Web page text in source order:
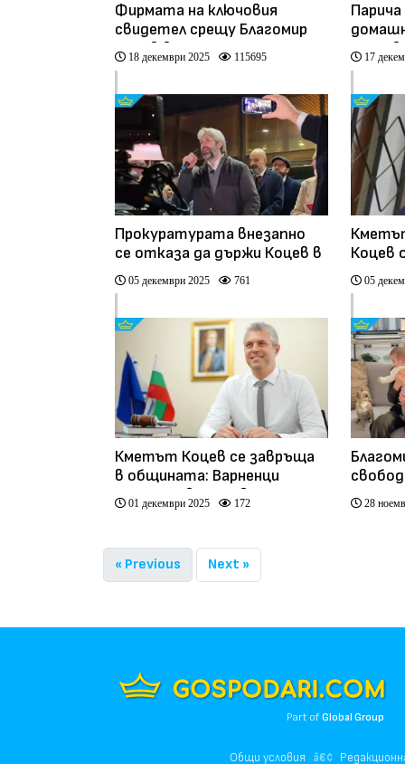
Фирмата на ключовия
свидетел срещу Благомир
Коцев взе поръчка за 1,2
млн. лв.
18 декември 2025 115695 17
Прокуратурата внезапно
се отказа да държи Коцев в
ареста
05 декември 2025 761
Коцев
си05
Кметът Коцев се завръща
в общината: Варненци
чакат да влезем в един
нормален ритъм на работа
01 декември 2025 172
вечно
28
« Previous Next »
Part ofGlobal Group
Общи условия